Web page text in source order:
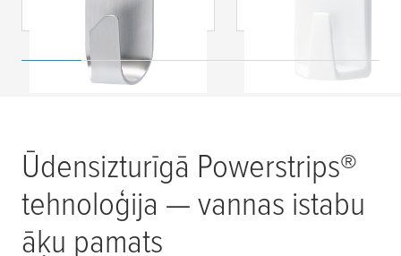
Ūdensizturīgā Powerstrips®
tehnoloģija — vannas istabu
āķu pamats